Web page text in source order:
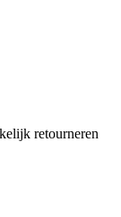
retourneren